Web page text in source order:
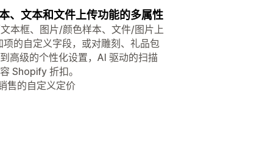
、文本和文件上传功能的多属性
本框、图片/颜色样本、文件/图片上
的自定义字段，或对雕刻、礼品包
高级的个性化设置，AI 驱动的扫描
Shopify 折扣。
售的自定义定价